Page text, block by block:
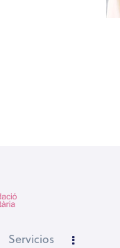
Servicios